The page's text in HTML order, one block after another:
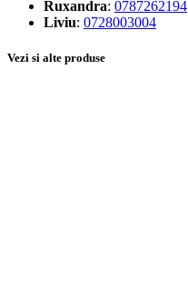
Ruxandra: 0787262194
Liviu: 0728003004
Vezi si alte produse